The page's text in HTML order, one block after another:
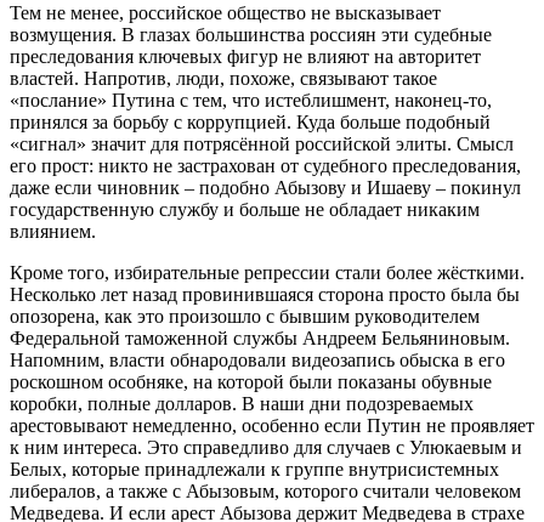
Тем не менее, российское общество не высказывает
возмущения. В глазах большинства россиян эти судебные
преследования ключевых фигур не влияют на авторитет
властей. Напротив, люди, похоже, связывают такое
«послание» Путина с тем, что истеблишмент, наконец-то,
принялся за борьбу с коррупцией. Куда больше подобный
«сигнал» значит для потрясённой российской элиты. Смысл
его прост: никто не застрахован от судебного преследования,
даже если чиновник – подобно Абызову и Ишаеву – покинул
государственную службу и больше не обладает никаким
влиянием.
Кроме того, избирательные репрессии стали более жёсткими.
Несколько лет назад провинившаяся сторона просто была бы
опозорена, как это произошло с бывшим руководителем
Федеральной таможенной службы Андреем Бельяниновым.
Напомним, власти обнародовали видеозапись обыска в его
роскошном особняке, на которой были показаны обувные
коробки, полные долларов. В наши дни подозреваемых
арестовывают немедленно, особенно если Путин не проявляет
к ним интереса. Это справедливо для случаев с Улюкаевым и
Белых, которые принадлежали к группе внутрисистемных
либералов, а также с Абызовым, которого считали человеком
Медведева. И если арест Абызова держит Медведева в страхе